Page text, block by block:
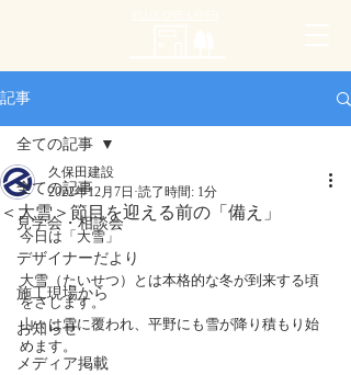
記事
全ての記事
見学会・相談会
デザイナーだより
施工現場から
お知らせ
メディア掲載
全ての記事
＜大雪＞節目を迎える前の「備え」
久保田建設
2022年12月7日 読了時間: 1分
今日は「大雪」
大雪（たいせつ）とは本格的な冬が到来する頃
をさします。
山々は雪に覆われ、平野にも雪が降り積もり始
めます。